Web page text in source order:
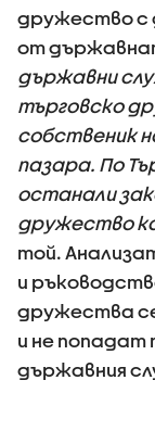
дружество с
от
държавни
търговско
собственик
пазара. По
останали
дружество
той.
и
дружества
и не попадат
държавния